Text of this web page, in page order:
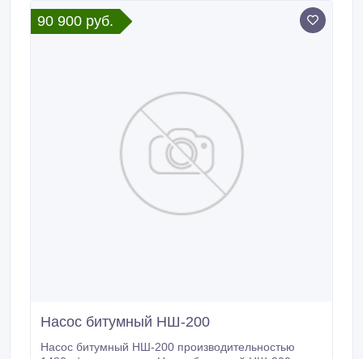
90 900 руб.
Насос битумный НШ-200
Насос битумный НШ-200 производительностью